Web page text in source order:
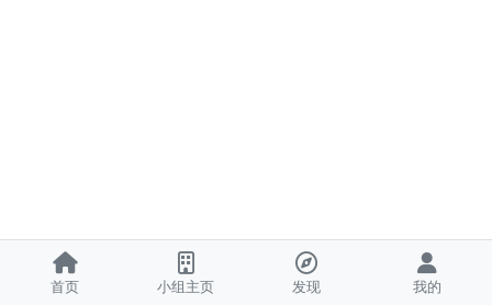
首页 小组主页 发现 我的